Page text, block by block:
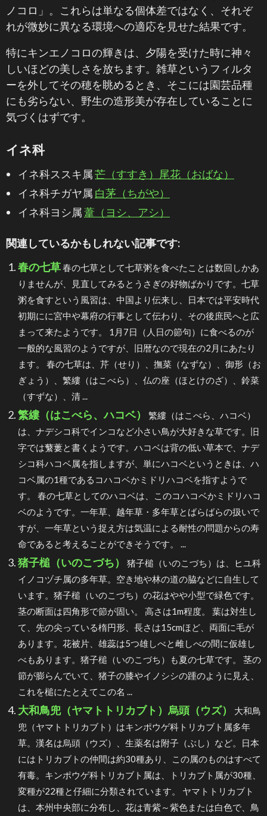
ノコロ」。これらは単なる個体差ではなく、それぞ
れが微妙に異なる環境への適応を見せた結果です。
特にキンエノコロの輝きは、夕陽を受けた時に神々
しいほどの美しさを放ちます。雑草というフィルタ
ーを外してその穂を眺めるとき、そこには園芸品種
にも劣らない、野生の造形美が存在していることに
気づくはずです。
イネ科
イネ科ススキ属芒（すすき）尾花（おばな）
イネ科チガヤ属 白茅（ちがや）
イネ科ヨシ属葦（ヨシ、アシ）
関連しているかもしれない記事です:
春の七草春の七草として七草粥を食べたことは数回しかあ
りませんが、見直してみるとうさぎの好物ばかりです。七草
粥を食すという風習は、中国より伝来し、日本では平安時代
初期にに宮中や幕府の行事として伝わり、その後庶民へと広
まって来たようです。 1月7日（人日の節句）に食べるのが
一般的な風習のようですが、旧暦なので現在の2月にあたり
ます。 春の七草は、芹（せり）、撫菜（なずな）、御形（お
ぎょう）、繁縷（はこべら）、仏の座（ほとけのざ）、鈴菜
（すずな）、清 ...
繁縷（はこべら、ハコベ）
繁縷（はこべら、ハコベ）
は、ナデシコ科でインコなど小さい鳥が大好きな草です。旧
字では蘩蔞と書くようです。ハコベは背の低い草本で、ナデ
シコ科ハコベ属を指しますが、単にハコベというときは、ハ
コベ属の1種であるコハコベかミドリハコベを指すようで
す。 春の七草としてのハコベは、このコハコベかミドリハコ
ベのようです。一年草、越年草・多年草とばらばらの扱いで
すが、一年草という捉え方は気温による耐性の問題からの寿
命であると考えることができそうです。 ...
猪子槌（いのこづち）
猪子槌（いのこづち）は、ヒユ科
イノコヅチ属の多年草。空き地や林の道の脇などに自生して
います。猪子槌（いのこづち）の花はやや小型で緑色です。
茎の断面は四角形で節が固い。 高さは1m程度。 葉は対生し
て、先の尖っている楕円形、長さは15cmほど、両面に毛が
あります。花被片、雄蕊は5つ雄しべと雌しべの間に仮雄し
べもあります。猪子槌（いのこづち）も夏の七草です。 茎の
節が膨らんでいて、猪子の膝やイノシシの踵のように見え、
これを槌にたとえてこの名 ...
大和鳥兜（ヤマトトリカブト）烏頭（ウズ）
大和鳥
兜（ヤマトトリカブト）はキンポウゲ科トリカブト属多年
草。漢名は烏頭（ウズ）、生薬名は附子（ぶし）など。日本
にはトリカブトの仲間は約30種あり、この属のものはすべて
有毒。キンポウゲ科トリカブト属は、トリカブト属が30種、
変種が22種と仔細に分類されています。 ヤマトトリカブト
は、本州中央部に分布し、花は青紫～紫色または白色で、鳥